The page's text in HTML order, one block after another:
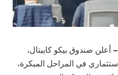
أعلن صندوق بيكو كابيتال،
في المراحل المبكرة،